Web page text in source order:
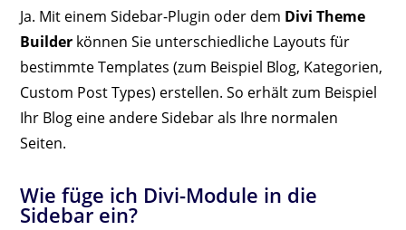
Ja. Mit einem Sidebar-Plugin oder dem Divi Theme
Builder können Sie unterschiedliche Layouts für
bestimmte Templates (zum Beispiel Blog, Kategorien,
Custom Post Types) erstellen. So erhält zum Beispiel
Ihr Blog eine andere Sidebar als Ihre normalen
Seiten.
Wie füge ich Divi-Module in die
Sidebar ein?